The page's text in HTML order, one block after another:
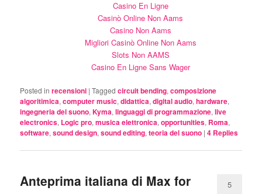
Casino En Ligne
Casinò Online Non Aams
Casino Non Aams
Migliori Casinò Online Non Aams
Slots Non AAMS
Casino En Ligne Sans Wager
Posted in recensioni |Tagged circuit bending,composizione
algoritimica,computer music,didattica,digital audio,hardware,
ingegneria del suono,Kyma,linguaggi di programmazione,live
electronics, Logic pro,musica elettronica,opportunities, Roma,
software,sound design,sound editing,teoria del suono |4 Replies
Anteprima italiana di Max for
5